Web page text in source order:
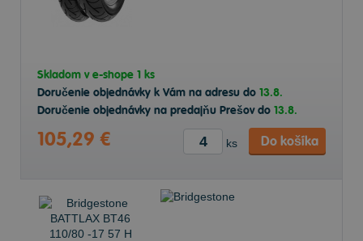
Skladom ve-shope 1 ks
Doručenie objednávky k Vám na adresu do 13.8.
Doručenie objednávky na predajňu Prešov do 13.8.
105,29 € ks Do košíka